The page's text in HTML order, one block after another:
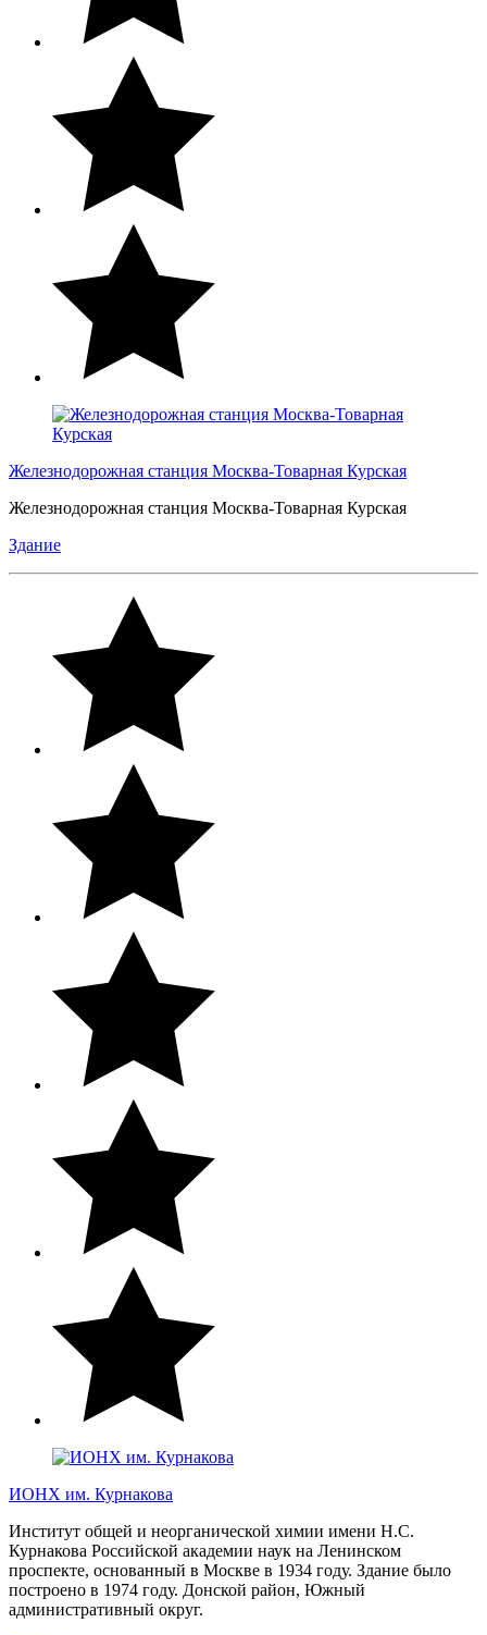
Железнодорожная станция Москва-Товарная Курская
Железнодорожная станция Москва-Товарная Курская
Здание
ИОНХ им. Курнакова
Институт общей и неорганической химии имени Н.С.
Курнакова Российской академии наук на Ленинском
проспекте, основанный в Москве в 1934 году. Здание было
построено в 1974 году. Донской район, Южный
административный округ.